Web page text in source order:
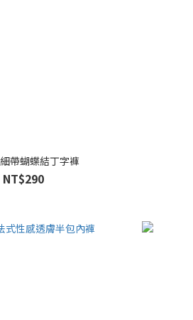
帶蝴蝶結丁字褲
NT$290